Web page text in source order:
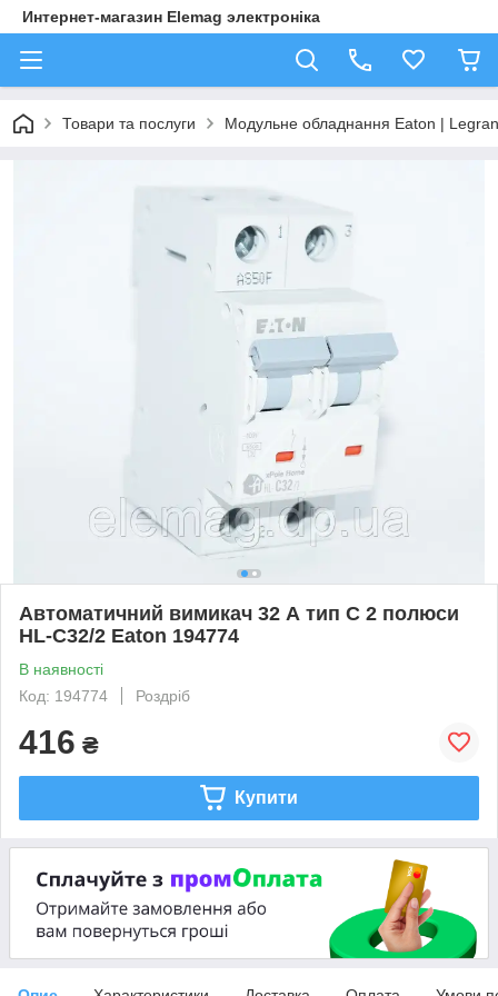
Интернет-магазин Elemag электроніка
Товари та послуги Модульне обладнання Eaton |
Автоматичний вимикач 32 А тип C 2 полюси
HL-C32/2 Eaton 194774
В наявності
Код: 194774
Роздріб
416 ₴
Купити